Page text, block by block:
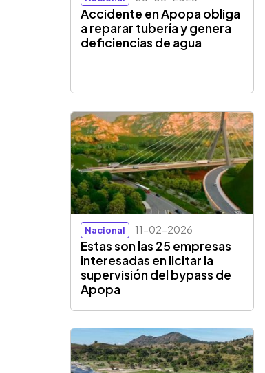
Accidente en Apopa obliga
a reparar tubería y genera
deficiencias de agua
Nacional 11-02-2026
Estas son las 25 empresas
interesadas en licitar la
supervisión del bypass de
Apopa